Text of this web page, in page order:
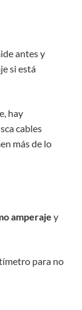
antes y
si está
hay
cables
más de lo
amperaje y
para no